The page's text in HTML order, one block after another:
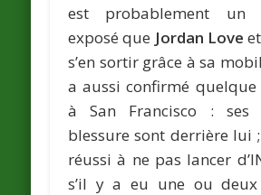
est probablement un
exposé que Jordan Love
s’en sortir grâce à sa
a aussi confirmé quelque
à San Francisco : ses
blessure sont derrière lui
réussi à ne pas lancer
s’il y a eu une ou deux